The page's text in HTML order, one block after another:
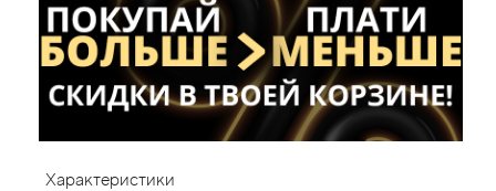
Характеристики